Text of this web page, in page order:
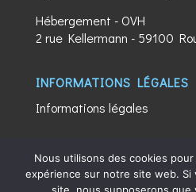
Hébergement - OVH
2 rue Kellermann - 59100
INFORMATIONS LÉGALES
Informations légales
Nous utilisons des cookies
expérience sur notre site web. Si